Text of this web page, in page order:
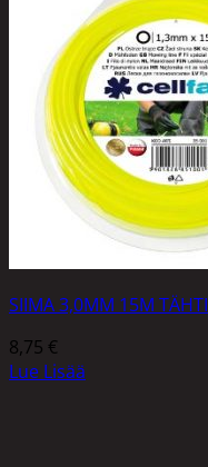
SIIMA 3,0MM 15M TÄHTI
8,75 €
Lue Lisää